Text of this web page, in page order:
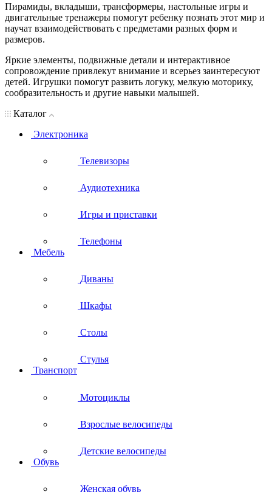
Пирамиды, вкладыши, трансформеры, настольные игры и
двигательные тренажеры помогут ребенку познать этот мир и
научат взаимодействовать с предметами разных форм и
размеров.
Яркие элементы, подвижные детали и интерактивное
сопровождение привлекут внимание и всерьез заинтересуют
детей. Игрушки помогут развить логуку, мелкую моторику,
сообразительность и другие навыки малышей.
Каталог
Электроника
Телевизоры
Аудиотехника
Игры и приставки
Телефоны
Мебель
Диваны
Шкафы
Столы
Стулья
Транспорт
Мотоциклы
Взрослые велосипеды
Детские велосипеды
Обувь
Женская обувь